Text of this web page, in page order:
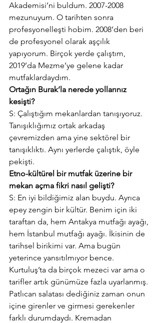
Akademisi’ni buldum. 2007-2008
mezunuyum. O tarihten sonra
profesyonelleşti hobim. 2008’den beri
de profesyonel olarak aşçılık
yapıyorum. Birçok yerde çalıştım,
2019’da Mezme’ye gelene kadar
mutfaklardaydım.
Ortağın Burak’la nerede yollarınız
kesişti?
S: Çalıştığım mekanlardan tanışıyoruz.
Tanışıklığımız ortak arkadaş
çevremizden ama yine sektörel bir
tanışıklıktı. Aynı yerlerde çalıştık, öyle
pekişti.
Etno-kültürel bir mutfak üzerine bir
mekan açma fikri nasıl gelişti?
S: En iyi bildiğimiz alan buydu. Ayrıca
epey zengin bir kültür. Benim için iki
taraftan da, hem Antakya mutfağı ayağı,
hem İstanbul mutfağı ayağı. İkisinin de
tarihsel birikimi var. Ama bugün
yeterince yansıtılmıyor bence.
Kurtuluş’ta da birçok mezeci var ama o
tarifler artık günümüze fazla uyarlanmış.
Patlıcan salatası dediğiniz zaman onun
içine girenler ve girmesi gerekenler
farklı durumdaydı. Kremadan